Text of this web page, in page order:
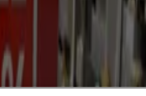
Schuhe und Accessoires in